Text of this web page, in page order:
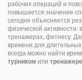
рабочих операций и
повышается значение
сегодня объясняется
физической активности:
тренажерах, фитнесу.
времени для
всегда можно найти
турником или